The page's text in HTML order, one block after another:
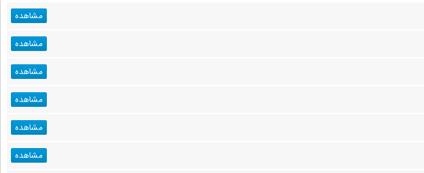
مشاهده
مشاهده
مشاهده
مشاهده
مشاهده
مشاهده